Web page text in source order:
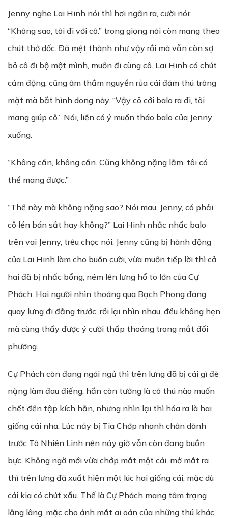
Jenny nghe Lai Hinh nói thì hơi ngẩn ra, cười nói:
“Không sao, tôi đi với cô.” trong giọng nói còn mang theo
chút thở dốc. Đã mệt thành như vậy rồi mà vẫn còn sợ
bỏ cô đi bộ một mình, muốn đi cùng cô. Lai Hinh có chút
cảm động, cũng âm thầm nguyền rủa cái đám thú trông
mặt mà bắt hình dong này. “Vậy cô cởi balo ra đi, tôi
mang giúp cô.” Nói, liền có ý muốn tháo balo của Jenny
xuống.
“Không cần, không cần. Cũng không nặng lắm, tôi có
thể mang được.”
“Thế này mà không nặng sao? Nói mau, Jenny, có phải
cô lén bán sắt hay không?” Lai Hinh nhấc nhấc balo
trên vai Jenny, trêu chọc nói. Jenny cũng bị hành động
của Lai Hinh làm cho buồn cười, vừa muốn tiếp lời thì cả
hai đã bị nhấc bổng, ném lên lưng hổ to lớn của Cự
Phách. Hai người nhìn thoáng qua Bạch Phong đang
quay lưng đi đằng trước, rồi lại nhìn nhau, đều không hẹn
mà cùng thấy được ý cười thấp thoáng trong mắt đối
phương.
Cự Phách còn đang ngái ngủ thì trên lưng đã bị cái gì đè
nặng làm đau điếng, hắn còn tưởng là có thú nào muốn
chết đến tập kích hắn, nhưng nhìn lại thì hóa ra là hai
giống cái nha. Lúc nảy bị Tia Chớp nhanh chân dành
trước Tô Nhiên Linh nên nảy giờ vẫn còn đang buồn
bực. Không ngờ mới vừa chớp mắt một cái, mở mắt ra
thì trên lưng đã xuất hiện một lúc hai giống cái, mặc dù
cái kia có chút xấu. Thế là Cự Phách mang tâm trạng
lâng lâng, mặc cho ánh mắt ai oán của những thú khác,